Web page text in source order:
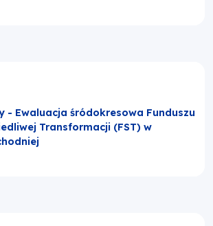
- Ewaluacja śródokresowa Funduszu
Transformacji (FST) w